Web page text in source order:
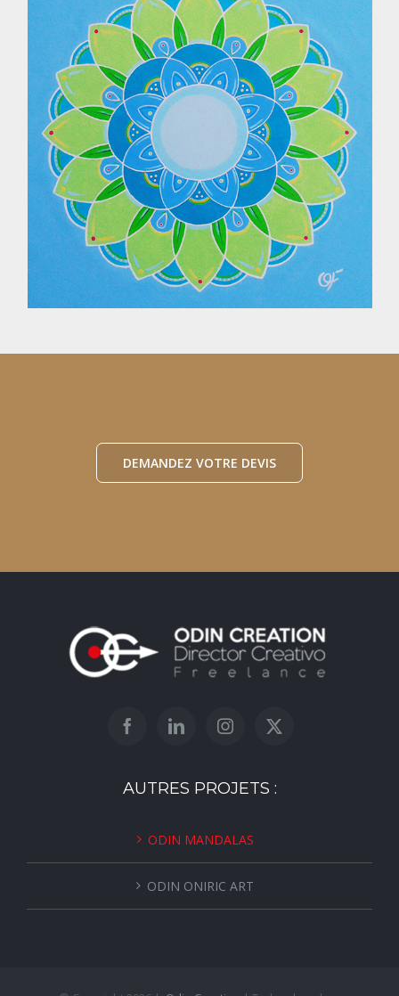
DEMANDEZ VOTRE DEVIS
AUTRES PROJETS :
ODIN MANDALAS
ODIN ONIRIC ART